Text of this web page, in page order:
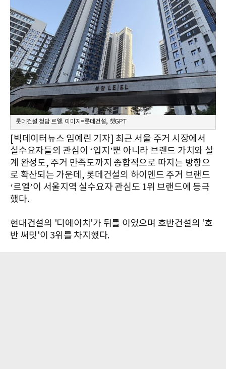
롯데건설 청담 르엘. 이미지=롯데건설, 챗GPT
[빅데이터뉴스 임예린 기자] 최근 서울 주거 시장에서
실수요자들의 관심이 ‘입지’뿐 아니라 브랜드 가치와 설
계 완성도, 주거 만족도까지 종합적으로 따지는 방향으
로 확산되는 가운데, 롯데건설의 하이엔드 주거 브랜드
‘르엘’이 서울지역 실수요자 관심도 1위 브랜드에 등극
했다.
현대건설의 '디에이치'가 뒤를 이었으며 호반건설의 '호
반 써밋'이 3위를 차지했다.